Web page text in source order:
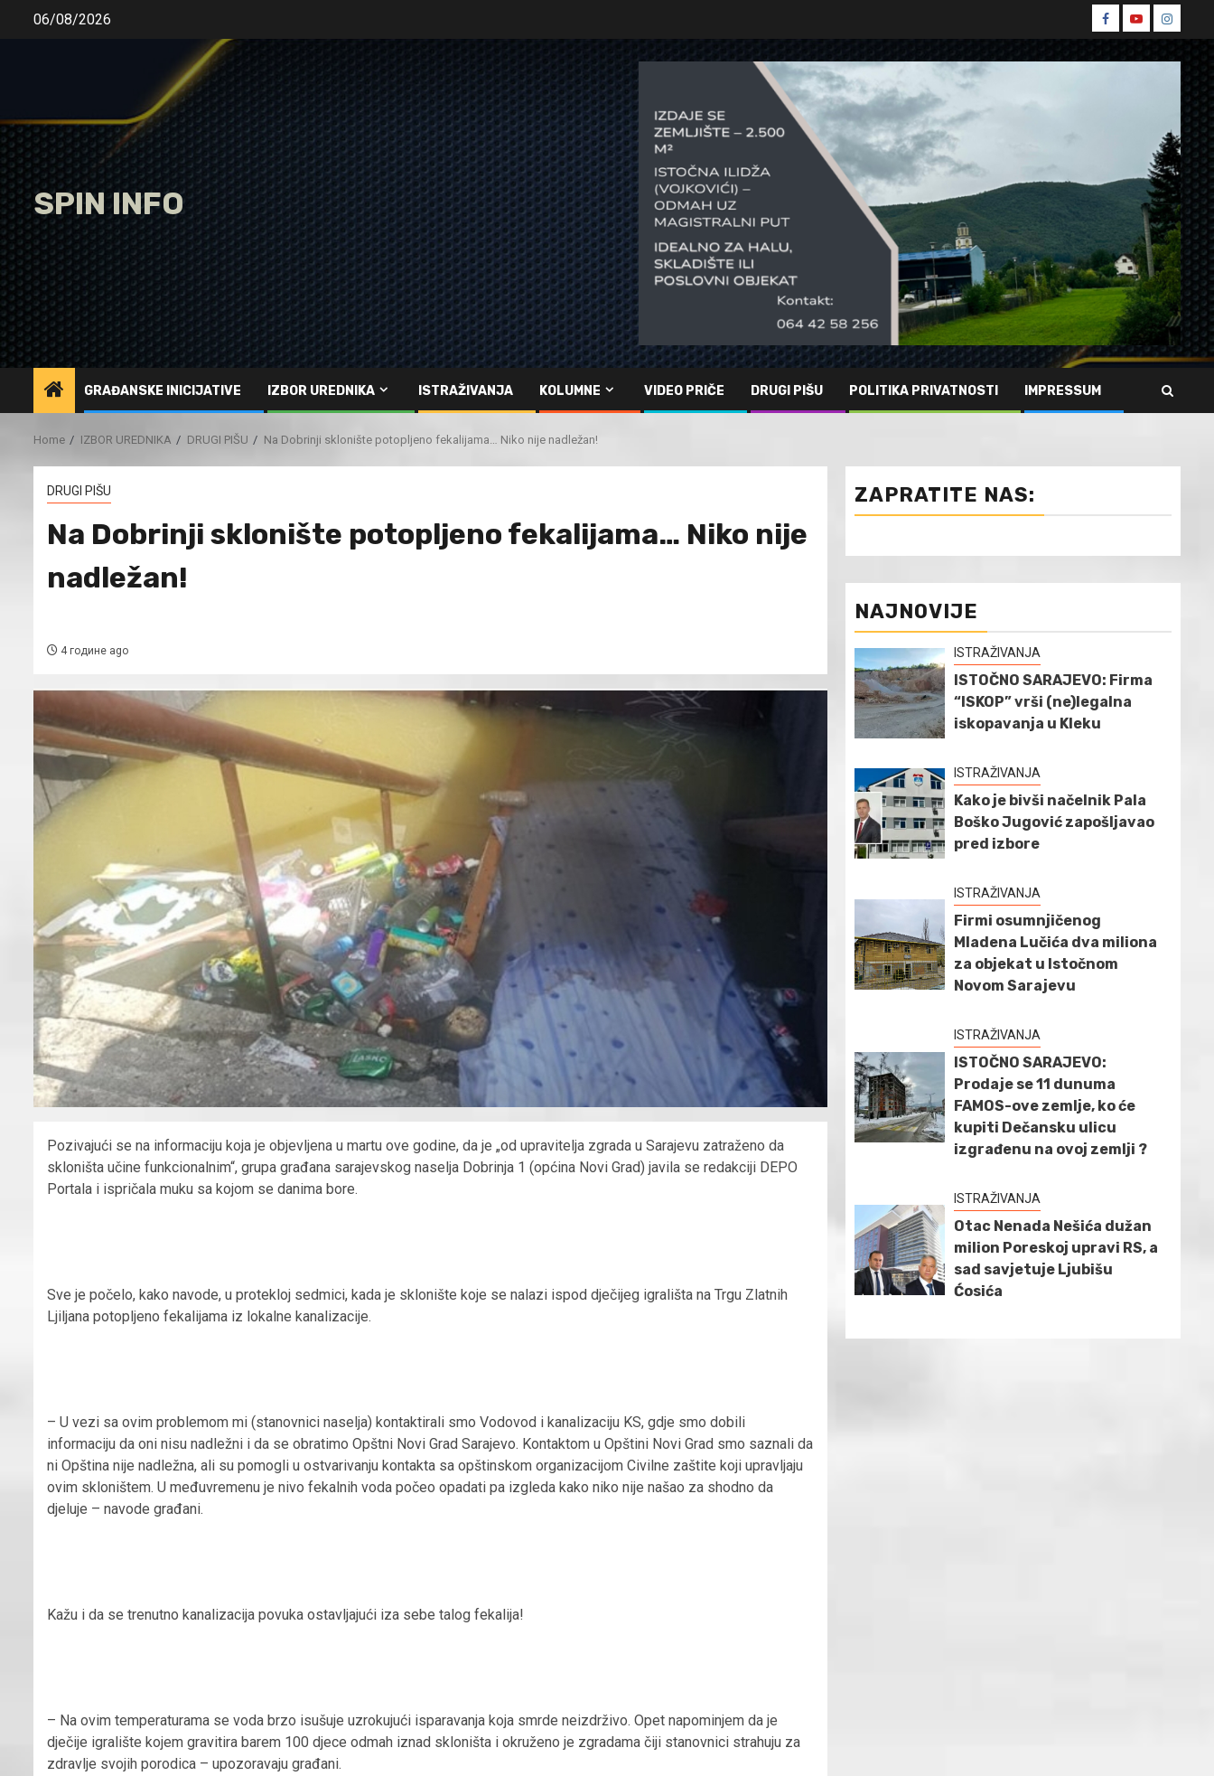
06/08/2026
Spin
Facebook
Spin
Youtube
Spin
SPIN INFO
GRAĐANSKE INICIJATIVE IZBOR UREDNIKA ISTRAŽIVANJA KOLUMNE VIDEO PRIČE DRUGI PIŠU POLITIKA PRIVATNOSTI IMPRESSUM
Home IZBOR UREDNIKA DRUGI PIŠU Na Dobrinji sklonište potopljeno fekalijama… Niko nije nadležan!
DRUGI PIŠU
Na Dobrinji sklonište potopljeno fekalijama… Niko nije
nadležan!
4 године ago
Pozivajući se na informaciju koja je objevljena u martu ove godine, da je „od upravitelja zgrada u Sarajevu zatraženo da
skloništa učine funkcionalnim“, grupa građana sarajevskog naselja Dobrinja 1 (općina Novi Grad) javila se redakciji DEPO
Portala i ispričala muku sa kojom se danima bore.
Sve je počelo, kako navode, u protekloj sedmici, kada je sklonište koje se nalazi ispod dječijeg igrališta na Trgu Zlatnih
Ljiljana potopljeno fekalijama iz lokalne kanalizacije.
– U vezi sa ovim problemom mi (stanovnici naselja) kontaktirali smo Vodovod i kanalizaciju KS, gdje smo dobili
informaciju da oni nisu nadležni i da se obratimo Opštni Novi Grad Sarajevo. Kontaktom u Opštini Novi Grad smo saznali da
ni Opština nije nadležna, ali su pomogli u ostvarivanju kontakta sa opštinskom organizacijom Civilne zaštite koji upravljaju
ovim skloništem. U međuvremenu je nivo fekalnih voda počeo opadati pa izgleda kako niko nije našao za shodno da
djeluje – navode građani.
Kažu i da se trenutno kanalizacija povuka ostavljajući iza sebe talog fekalija!
– Na ovim temperaturama se voda brzo isušuje uzrokujući isparavanja koja smrde neizdrživo. Opet napominjem da je
dječije igralište kojem gravitira barem 100 djece odmah iznad skloništa i okruženo je zgradama čiji stanovnici strahuju za
zdravlje svojih porodica – upozoravaju građani.
ZAPRATITE NAS:
NAJNOVIJE
ISTRAŽIVANJA
ISTOČNO SARAJEVO: Firma
“ISKOP” vrši (ne)legalna
iskopavanja u Kleku
ISTRAŽIVANJA
Kako je bivši načelnik Pala
Boško Jugović zapošljavao
pred izbore
ISTRAŽIVANJA
Firmi osumnjičenog
Mladena Lučića dva miliona
za objekat u Istočnom
Novom Sarajevu
ISTRAŽIVANJA
ISTOČNO SARAJEVO:
Prodaje se 11 dunuma
FAMOS-ove zemlje, ko će
kupiti Dečansku ulicu
izgrađenu na ovoj zemlji ?
ISTRAŽIVANJA
Otac Nenada Nešića dužan
milion Poreskoj upravi RS, a
sad savjetuje Ljubišu
Ćosića